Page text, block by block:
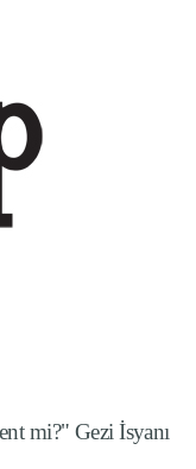
mi?" Gezi İsyanı